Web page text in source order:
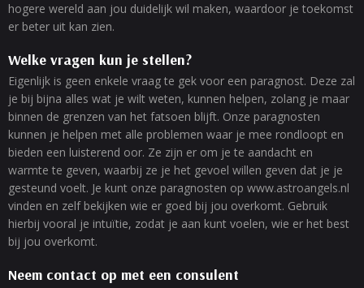
hogere wereld aan jou duidelijk wil maken, waardoor je toekomst
er beter uit kan zien.
Welke vragen kun je stellen?
Eigenlijk is geen enkele vraag te gek voor een paragnost. Deze zal
je bij bijna alles wat je wilt weten, kunnen helpen, zolang je maar
binnen de grenzen van het fatsoen blijft. Onze paragnosten
kunnen je helpen met alle problemen waar je mee rondloopt en
bieden een luisterend oor. Ze zijn er om je te aandacht en
warmte te geven, waarbij ze je het gevoel willen geven dat je je
gesteund voelt. Je kunt onze paragnosten op www.astroangels.nl
vinden en zelf bekijken wie er goed bij jou overkomt. Gebruik
hierbij vooral je intuïtie, zodat je aan kunt voelen, wie er het best
bij jou overkomt.
Neem contact op met een consulent